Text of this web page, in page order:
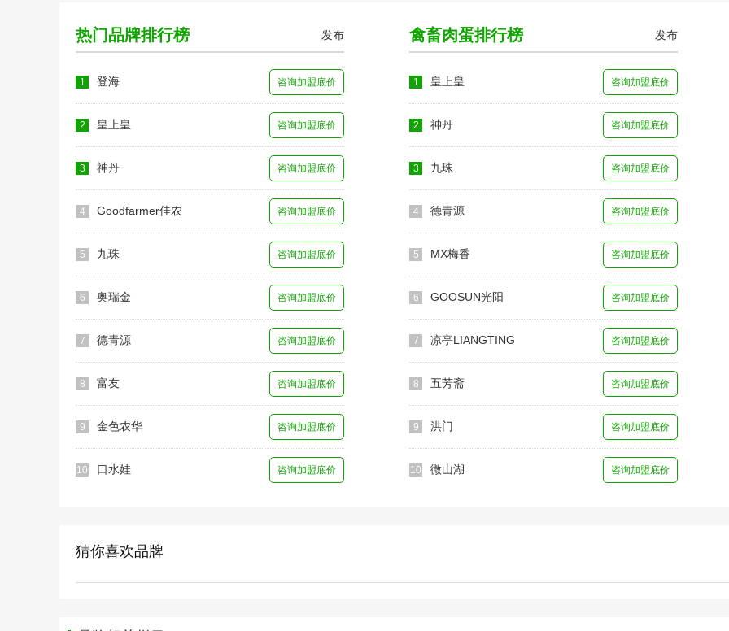
热门品牌排行榜 发布
1 登海 咨询加盟底价
2 皇上皇 咨询加盟底价
3 神丹 咨询加盟底价
4 Goodfarmer佳农 咨询加盟底价
5 九珠 咨询加盟底价
6 奥瑞金 咨询加盟底价
7 德青源 咨询加盟底价
8 富友 咨询加盟底价
9 金色农华 咨询加盟底价
10 口水娃 咨询加盟底价
禽畜肉蛋排行榜 发布
1 皇上皇 咨询加盟底价
2 神丹 咨询加盟底价
3 九珠 咨询加盟底价
4 德青源 咨询加盟底价
5 MX梅香 咨询加盟底价
6 GOOSUN光阳 咨询加盟底价
7 凉亭LIANGTING 咨询加盟底价
8 五芳斋 咨询加盟底价
9 洪门 咨询加盟底价
10 微山湖 咨询加盟底价
猜你喜欢品牌